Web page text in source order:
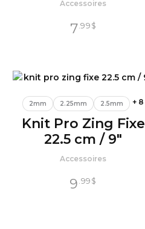
Accessoires
7 .99 $
2mm 2.25mm 2.5mm + 8
Knit Pro Zing Fixe
22.5 cm / 9″
Accessoires
9 .99 $